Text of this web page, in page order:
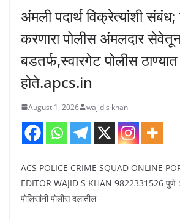
अंमली पदार्थ विक्रेत्यांशी
करणारा पोलीस अंमलदार
बडतर्फ,स्वारगेट पोलीस
होते.apcs.in
August 1, 2026 wajid s khan
ACS POLICE CRIME SQUAD ONLINE
EDITOR WAJID S KHAN 9822331526 पुणे :
पोलिसांनी पोलीस दलातील